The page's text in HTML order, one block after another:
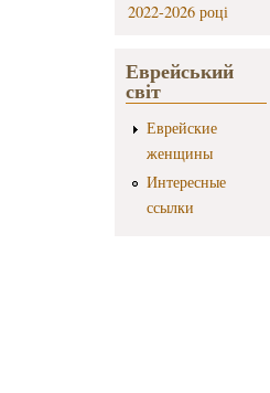
2022-2026 році
Еврейський
світ
Еврейские
женщины
Интересные
ссылки